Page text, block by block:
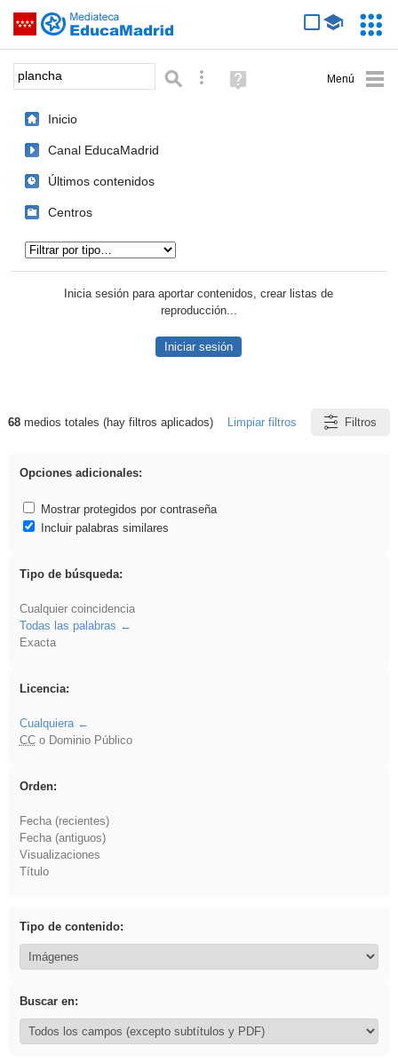
Saltar navegación
Palabra o frase: Búsqueda avanzada
Ayuda
(en
Inicio
Canal EducaMadrid
Últimos contenidos
Centros
Inicia sesión para aportar contenidos, crear listas de
reproducción...
Iniciar sesión
Resultados de: plancha
68medios totales (hay filtros aplicados) Limpiar filtros Filtros
Opciones adicionales:
Mostrar protegidos por contraseña
Incluir palabras similares
Tipo de búsqueda:
Cualquier coincidencia
Todas las palabras
Exacta
Licencia:
Cualquiera
CCo Dominio Público
Orden:
Fecha (recientes)
Fecha (antiguos)
Visualizaciones
Título
Tipo de contenido:
Buscar en: